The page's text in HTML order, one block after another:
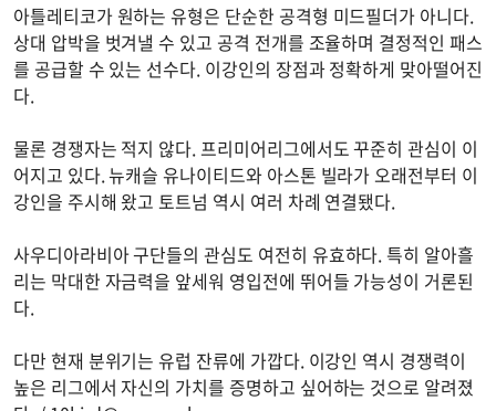
아틀레티코가 원하는 유형은 단순한 공격형 미드필더가 아니다.
상대 압박을 벗겨낼 수 있고 공격 전개를 조율하며 결정적인 패스
를 공급할 수 있는 선수다. 이강인의 장점과 정확하게 맞아떨어진
다.
물론 경쟁자는 적지 않다. 프리미어리그에서도 꾸준히 관심이 이
어지고 있다. 뉴캐슬 유나이티드와 아스톤 빌라가 오래전부터 이
강인을 주시해 왔고 토트넘 역시 여러 차례 연결됐다.
사우디아라비아 구단들의 관심도 여전히 유효하다. 특히 알아흘
리는 막대한 자금력을 앞세워 영입전에 뛰어들 가능성이 거론된
다.
다만 현재 분위기는 유럽 잔류에 가깝다. 이강인 역시 경쟁력이
높은 리그에서 자신의 가치를 증명하고 싶어하는 것으로 알려졌